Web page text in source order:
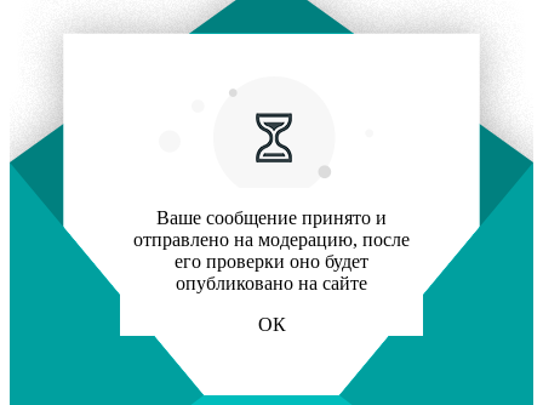
Ваше сообщение принято и
отправлено на модерацию, после
его проверки оно будет
опубликовано на сайте
ОК